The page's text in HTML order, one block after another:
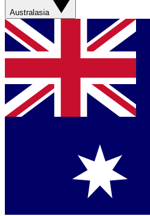
Australasia